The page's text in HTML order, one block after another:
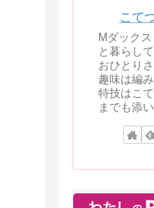
こて
Mダック
と暮らして
おひとりさ
趣味は編み
特技はこ
までも添